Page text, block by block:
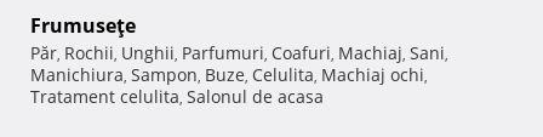
Frumuseţe
Păr, Rochii, Unghii, Parfumuri, Coafuri, Machiaj, Sani,
Manichiura, Sampon, Buze, Celulita, Machiaj ochi,
Tratament celulita, Salonul de acasa